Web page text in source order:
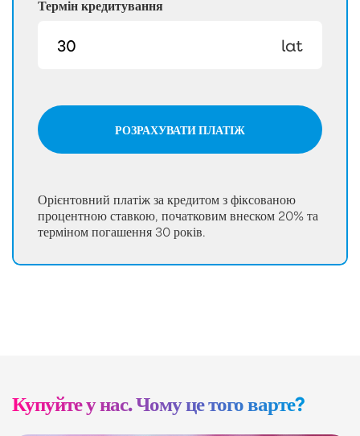
Термін кредитування
lat
РОЗРАХУВАТИ ПЛАТІЖ
Орієнтовний платіж за кредитом з фіксованою
процентною ставкою, початковим внеском 20% та
терміном погашення 30 років.
Купуйте у нас. Чому це того варте?